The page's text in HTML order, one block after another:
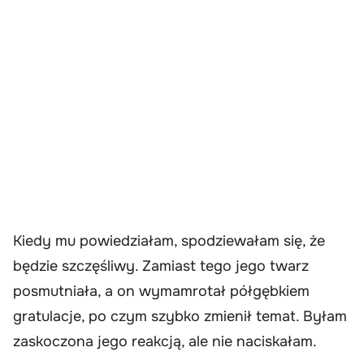
Kiedy mu powiedziałam, spodziewałam się, że
będzie szczęśliwy. Zamiast tego jego twarz
posmutniała, a on wymamrotał półgębkiem
gratulacje, po czym szybko zmienił temat. Byłam
zaskoczona jego reakcją, ale nie naciskałam.